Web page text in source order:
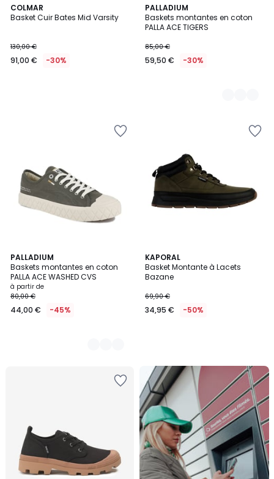
COLMAR
Basket Cuir Bates Mid Varsity
130,00 €
91,00 € -30%
PALLADIUM
Baskets montantes en coton
PALLA ACE TIGERS
85,00 €
59,50 € -30%
3
Couleurs
PALLADIUM
Baskets montantes en coton
PALLA ACE WASHED CVS
à partir de
80,00 €
44,00 € -45%
4
Couleurs
KAPORAL
Basket Montante à Lacets
Bazane
69,90 €
34,95 € -50%
Nouveau
Livraison
en
Locker
Mondial
Relay